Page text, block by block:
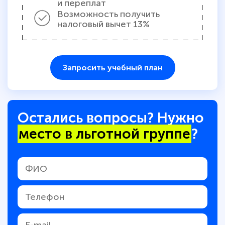
и переплат
Возможность получить
налоговый вычет 13%
Запросить учебный план
Остались вопросы? Нужно
место в льготной группе?